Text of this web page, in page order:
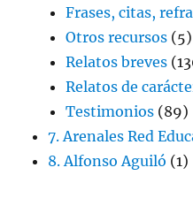
Frases, citas,
Otros recursos (5)
Relatos breves
Relatos de
Testimonios (89)
7. Arenales Red
8. Alfonso Aguiló (1)